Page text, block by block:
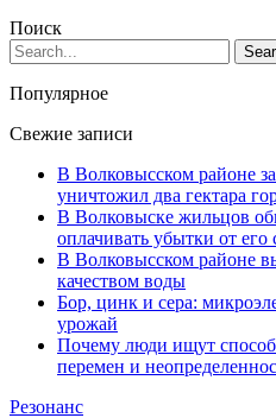
Поиск
Популярное
Свежие записи
В Волковысском районе
уничтожил два гектара
В Волковыске жильцов
оплачивать убытки от его
В Волковысском районе
качеством воды
Бор, цинк и сера:
урожай
Почему люди ищут
перемен и
Резонанс